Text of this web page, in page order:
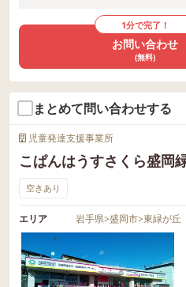
1分で完了！
お問い合わせ
(無料)
まとめて問い合わせする
児童発達支援事業所
こぱんはうすさくら盛岡
空きあり
エリア 岩手県>盛岡市>東緑が丘